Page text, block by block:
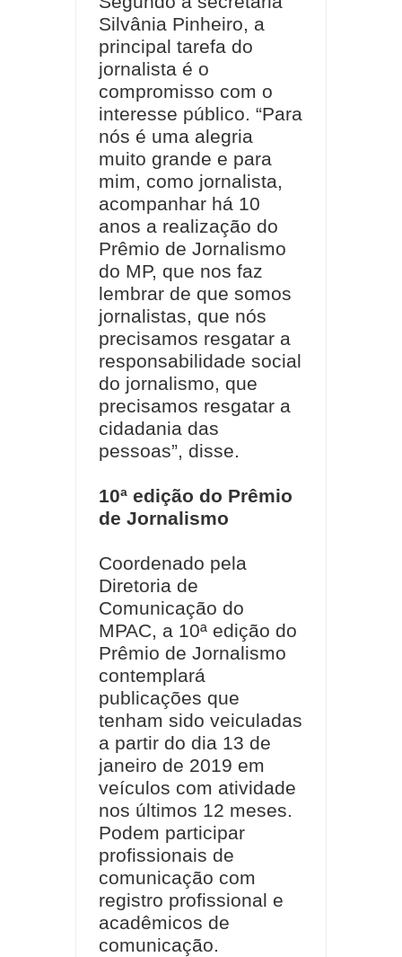
Silvânia Pinheiro, a
principal tarefa do
jornalista é o
compromisso com o
interesse público. “Para
nós é uma alegria
muito grande e para
mim, como jornalista,
acompanhar há 10
anos a realização do
Prêmio de Jornalismo
do MP, que nos faz
lembrar de que somos
jornalistas, que nós
precisamos resgatar a
responsabilidade social
do jornalismo, que
precisamos resgatar a
cidadania das
pessoas”, disse.
10ª edição do Prêmio
de Jornalismo
Coordenado pela
Diretoria de
Comunicação do
MPAC, a 10ª edição do
Prêmio de Jornalismo
contemplará
publicações que
tenham sido veiculadas
a partir do dia 13 de
janeiro de 2019 em
veículos com atividade
nos últimos 12 meses.
Podem participar
profissionais de
comunicação com
registro profissional e
acadêmicos de
comunicação.